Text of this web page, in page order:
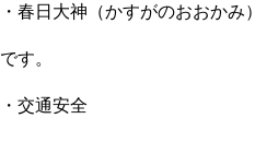
・春日大神（かすがのおおかみ）
です。
・交通安全